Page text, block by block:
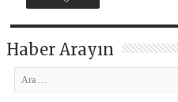
Haber Arayın